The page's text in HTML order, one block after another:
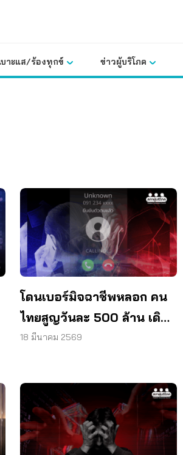
บาะแส/ร้องทุกข์ ข่าวผู้บริโภค
โดนเบอร์มิจฉาชีพหลอก คน
ไทยสูญวันละ 500 ล้าน เดิน
หน้าระบบยืนยันผู้โทร
18 มีนาคม 2569